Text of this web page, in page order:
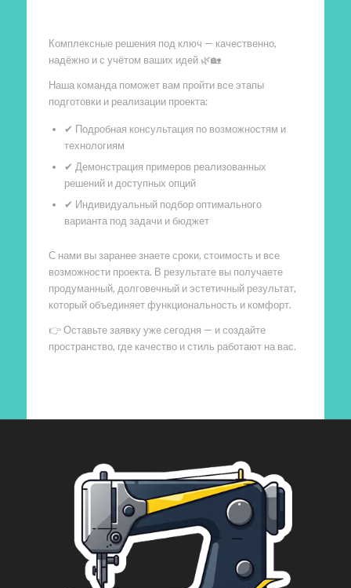
Комплексные решения под ключ — качественно,
надёжно и с учётом ваших идей 🌿🏡
Наша команда поможет вам пройти все этапы
подготовки и реализации проекта:
✔ Подробная консультация по возможностям и
технологиям
✔ Демонстрация примеров реализованных
решений и доступных опций
✔ Индивидуальный подбор оптимального
варианта под задачи и бюджет
С нами вы заранее знаете сроки, стоимость и все
возможности проекта. В результате вы получаете
продуманный, долговечный и эстетичный результат,
который объединяет функциональность и комфорт.
👉 Оставьте заявку уже сегодня — и создайте
пространство, где качество и стиль работают на вас.